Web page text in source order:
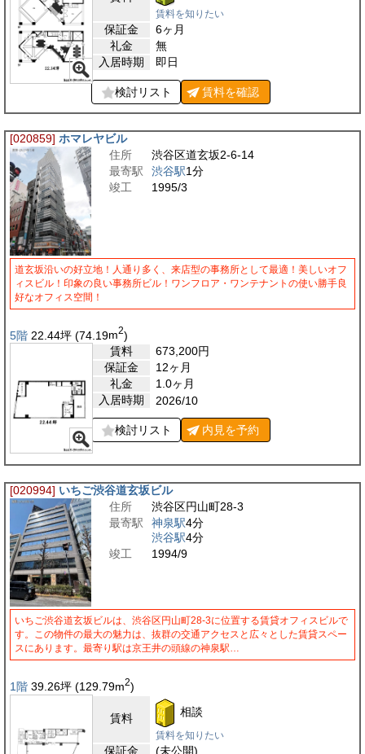
賃料を知りたい
保証金
6ヶ月
礼金
無
入居時期
即日
検討リスト 賃料を確認
[020859] ホマレヤビル
住所
渋谷区道玄坂2-6-14
最寄駅
渋谷駅1分
竣工
1995/3
道玄坂沿いの好立地！人通り多く、来店型の事務所として最適！美しいオフ
ィスビル！印象の良い事務所ビル！ワンフロア・ワンテナントの使い勝手良
好なオフィス空間！
5階 22.44坪 (74.19m2)
賃料
673,200円
保証金
12ヶ月
礼金
1.0ヶ月
入居時期
2026/10
検討リスト 内見を予約
[020994] いちご渋谷道玄坂ビル
住所
渋谷区円山町28-3
最寄駅
神泉駅4分
渋谷駅4分
竣工
1994/9
いちご渋谷道玄坂ビルは、渋谷区円山町28-3に位置する賃貸オフィスビルで
す。この物件の最大の魅力は、抜群の交通アクセスと広々とした賃貸スペー
スにあります。最寄り駅は京王井の頭線の神泉駅…
1階 39.26坪 (129.79m2)
賃料 相談
賃料を知りたい
保証金 (未公開)